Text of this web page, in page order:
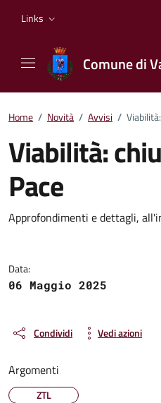
Links
Comune di
Home / Novità / Avvisi /
Viabilità:
Pace
Dettagli della
Approfondimenti e dettagli,
Data:
06 Maggio 2025
Condividi Vedi azioni
Argomenti
ZTL